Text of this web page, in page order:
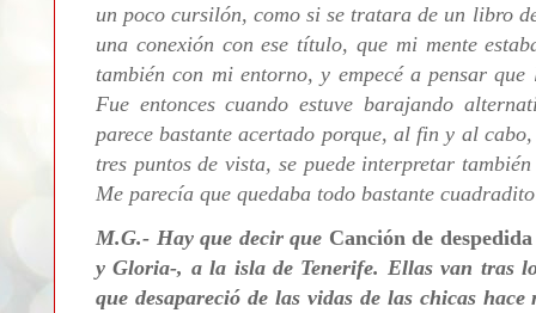
un poco cursilón, como si se tratara de un libro
una conexión con ese título, que mi mente
también con mi entorno, y empecé a pensar
Fue entonces cuando estuve barajando
parece bastante acertado porque, al fin y al
tres puntos de vista, se puede interpretar
Me parecía que quedaba todo bastante
M.G.- Hay que decir que Canción de despedida
y Gloria-, a la isla de Tenerife. Ellas van tras
que desapareció de las vidas de las chicas